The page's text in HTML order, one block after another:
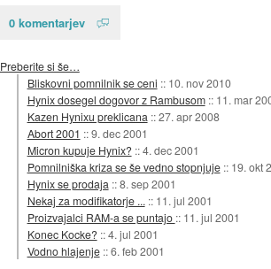
0 komentarjev
Preberite si še…
Bliskovni pomnilnik se ceni :: 10. nov 2010
Hynix dosegel dogovor z Rambusom :: 11. mar
Kazen Hynixu preklicana ::27. apr 2008
Abort 2001 ::9. dec 2001
Micron kupuje Hynix? ::4. dec 2001
Pomnilniška kriza se še vedno stopnjuje :: 19. okt
Hynix se prodaja ::8. sep 2001
Nekaj za modifikatorje ... :: 11. jul 2001
Proizvajalci RAM-a se puntajo :: 11. jul 2001
Konec Kocke? ::4. jul 2001
Vodno hlajenje ::6. feb 2001